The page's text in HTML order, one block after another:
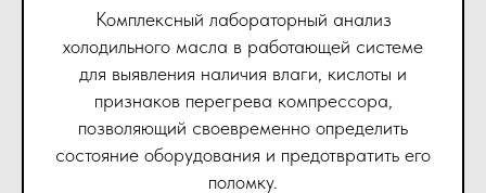
Комплексный лабораторный анализ
холодильного масла в работающей системе
для выявления наличия влаги, кислоты и
признаков перегрева компрессора,
позволяющий своевременно определить
состояние оборудования и предотвратить его
поломку.